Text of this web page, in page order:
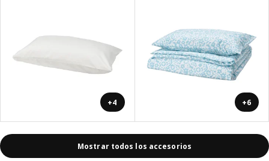
+4 +6
Mostrar todos los accesorios